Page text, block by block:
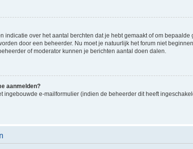
over het aantal berchten dat je hebt gemaakt of om
door een beheerder. Nu moet je natuurlijk het forum niet
of moderator kunnen je berichten aantal doen dalen.
aanmelden?
e-mailformulier (indien de beheerder dit heeft